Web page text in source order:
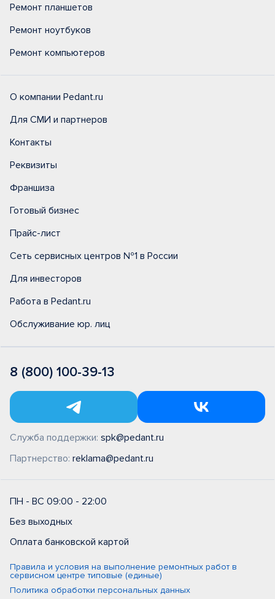
Ремонт планшетов
Ремонт ноутбуков
Ремонт компьютеров
О компании Pedant.ru
Для СМИ и партнеров
Контакты
Реквизиты
Франшиза
Готовый бизнес
Прайс-лист
Сеть сервисных центров №1 в России
Для инвесторов
Работа в Pedant.ru
Обслуживание юр. лиц
8 (800) 100-39-13
Служба поддержки: spk@pedant.ru
Партнерство: reklama@pedant.ru
ПН - ВС 09:00 - 22:00
Без выходных
Оплата банковской картой
Правила и условия на выполнение ремонтных работ в
сервисном центре типовые (единые)
Политика обработки персональных данных